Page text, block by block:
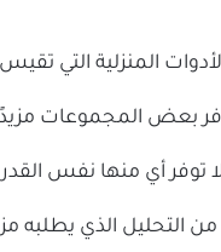
المنزلية التي
بعض المجموعات
توفر أي منها نفس
التحليل الذي يطلبه